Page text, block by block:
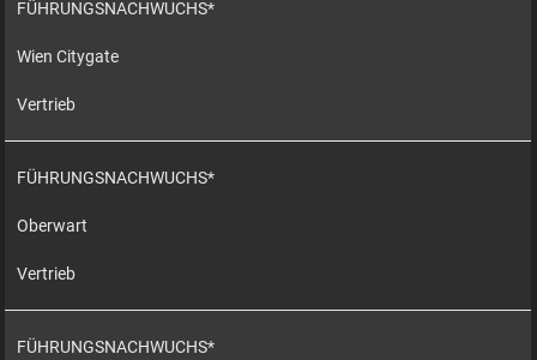
FÜHRUNGSNACHWUCHS*
Wien Citygate
Vertrieb
FÜHRUNGSNACHWUCHS*
Oberwart
Vertrieb
FÜHRUNGSNACHWUCHS*